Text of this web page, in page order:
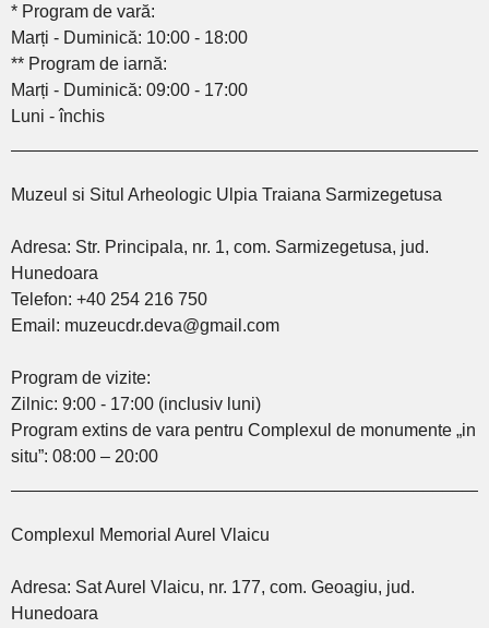
* Program de vară:
Marți - Duminică: 10:00 - 18:00
** Program de iarnă:
Marți - Duminică: 09:00 - 17:00
Luni - închis
Muzeul si Situl Arheologic Ulpia Traiana Sarmizegetusa
Adresa: Str. Principala, nr. 1, com. Sarmizegetusa, jud.
Hunedoara
Telefon: +40 254 216 750
Email: muzeucdr.deva@gmail.com
Program de vizite:
Zilnic: 9:00 - 17:00 (inclusiv luni)
Program extins de vara pentru Complexul de monumente „in
situ”: 08:00 – 20:00
Complexul Memorial Aurel Vlaicu
Adresa: Sat Aurel Vlaicu, nr. 177, com. Geoagiu, jud.
Hunedoara